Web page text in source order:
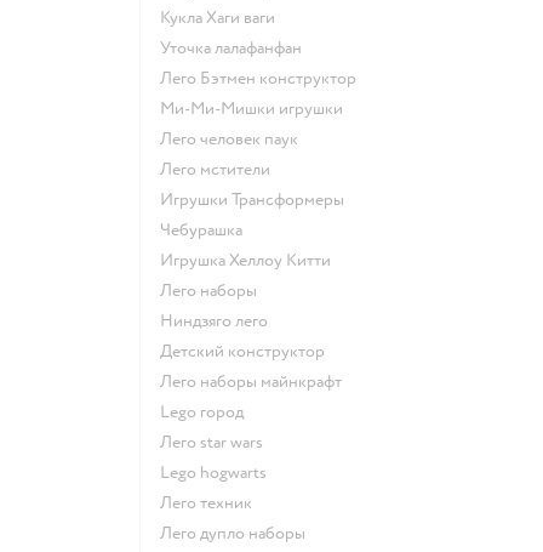
Кукла Хаги ваги
Уточка лалафанфан
Лего Бэтмен конструктор
Ми-Ми-Мишки игрушки
Лего человек паук
Лего мстители
Игрушки Трансформеры
Чебурашка
Игрушка Хеллоу Китти
Лего наборы
Ниндзяго лего
Детский конструктор
Лего наборы майнкрафт
Lego город
Лего star wars
Lego hogwarts
Лего техник
Лего дупло наборы